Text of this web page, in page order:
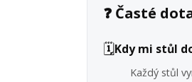
❓ Časté
🗓️Kdy mi stůl
Každý stůl